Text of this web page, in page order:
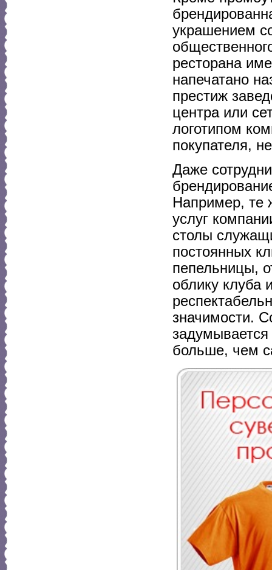
украшением
ресторана
напечатано
престиж
центра или
логотипом
покупателя,
Даже
Например, те
услуг
столы
постоянных
пепельницы,
облику клуба
значимости.
задумывается
больше, чем